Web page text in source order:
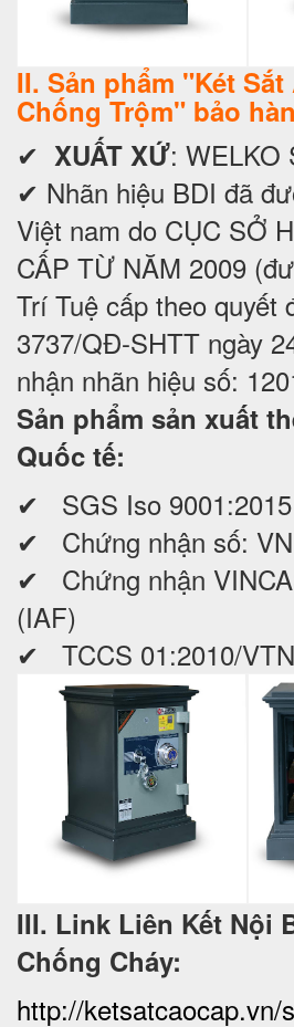
II. Sản phẩm "Két Sắt
Chống Trộm" bảo
✔ XUẤT XỨ: WELKO
✔ Nhãn hiệu BDI đã
Việt nam do CỤC SỞ
CẤP TỪ NĂM 2009
Trí Tuệ cấp theo quyết
3737/QĐ-SHTT ngày
nhận nhãn hiệu số:
Sản phẩm sản xuất
Quốc tế:
✔ SGS Iso 9001:2015
✔ Chứng nhận số:
✔ Chứng nhận
(IAF)
✔ TCCS 01:2010/
III. Link Liên Kết Nội
Chống Cháy:
http://ketsatcaocap.vn/